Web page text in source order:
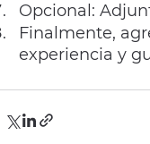
Opcional:
Finalmente,
experiencia y